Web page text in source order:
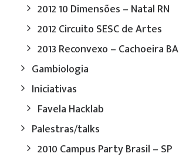
2012 10 Dimensões – Natal RN
2012 Circuito SESC de Artes
2013 Reconvexo – Cachoeira BA
Gambiologia
Iniciativas
Favela Hacklab
Palestras/talks
2010 Campus Party Brasil – SP